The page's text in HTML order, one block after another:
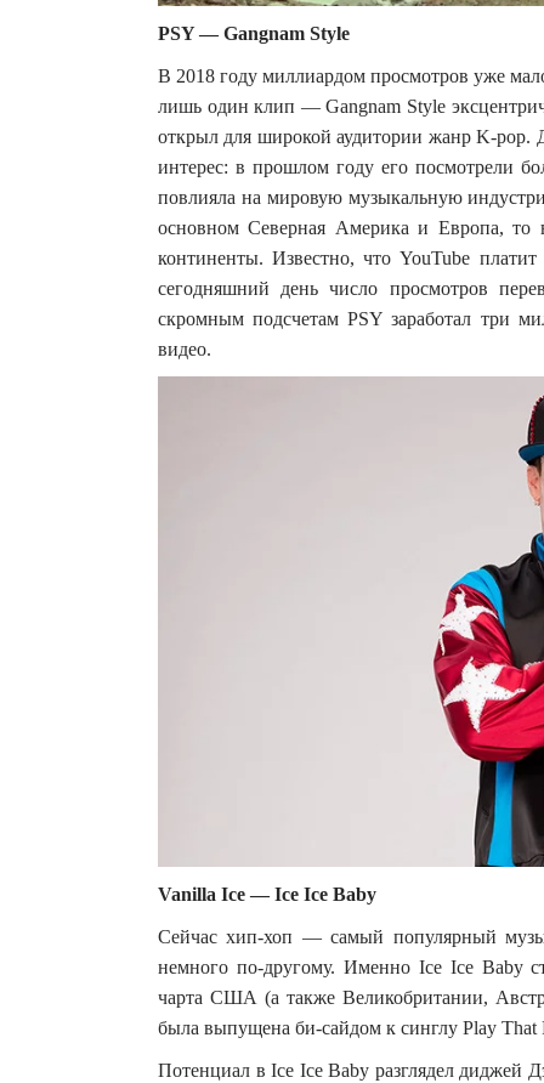
PSY — Gangnam Style
В 2018 году миллиардом просмотров уже
лишь один клип — Gangnam Style
открыл для широкой аудитории жанр K-pop.
интерес: в прошлом году его посмотрели
повлияла на мировую музыкальную
основном Северная Америка и Европа, то
континенты. Известно, что YouTube
сегодняшний день число просмотров
скромным подсчетам PSY заработал три
видео.
Vanilla Ice — Ice Ice Baby
Сейчас хип-хоп — самый популярный
немного по-другому. Именно Ice Ice Baby
чарта США (а также Великобритании,
была выпущена би-сайдом к синглу Play That
Потенциал в Ice Ice Baby разглядел диджей